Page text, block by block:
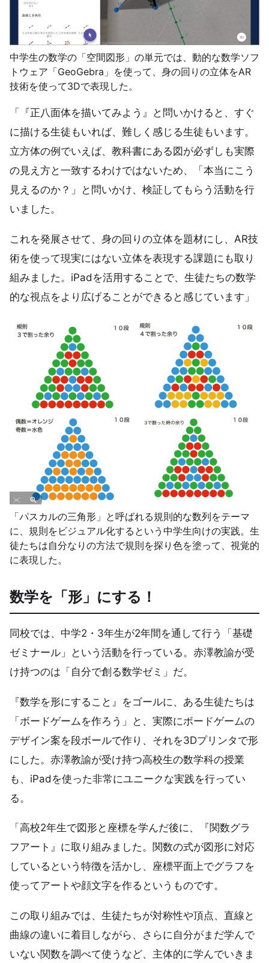
中学生の数学の「空間図形」の単元では、動的な数学ソフ
トウェア「GeoGebra」を使って、身の回りの立体をAR
技術を使って3Dで表現した。
「『正八面体を描いてみよう』と問いかけると、すぐ
に描ける生徒もいれば、難しく感じる生徒もいます。
立方体の例でいえば、教科書にある図が必ずしも実際
の見え方と一致するわけではないため、「本当にこう
見えるのか？」と問いかけ、検証してもらう活動を行
いました。
これを発展させて、身の回りの立体を題材にし、AR技
術を使って現実にはない立体を表現する課題にも取り
組みました。iPadを活用することで、生徒たちの数学
的な視点をより広げることができると感じています」
「パスカルの三角形」と呼ばれる規則的な数列をテーマ
に、規則をビジュアル化するという中学生向けの実践。生
徒たちは自分なりの方法で規則を探り色を塗って、視覚的
に表現した。
数学を「形」にする！
同校では、中学2・3年生が2年間を通して行う「基礎
ゼミナール」という活動を行っている。赤澤教諭が受
け持つのは「自分で創る数学ゼミ」だ。
『数学を形にすること』をゴールに、ある生徒たちは
「ボードゲームを作ろう」と、実際にボードゲームの
デザイン案を段ボールで作り、それを3Dプリンタで形
にした。赤澤教諭が受け持つ高校生の数学科の授業
も、iPadを使った非常にユニークな実践を行ってい
る。
「高校2年生で図形と座標を学んだ後に、『関数グラ
フアート』に取り組みました。関数の式が図形に対応
しているという特徴を活かし、座標平面上でグラフを
使ってアートや顔文字を作るというものです。
この取り組みでは、生徒たちが対称性や頂点、直線と
曲線の違いに着目しながら、さらに自分がまだ学んで
いない関数を調べて使うなど、主体的に学んでいきま